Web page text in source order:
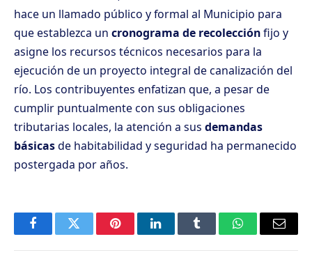
hace un llamado público y formal al Municipio para
que establezca un cronograma de recolecciónfijo y
asigne los recursos técnicos necesarios para la
ejecución de un proyecto integral de canalización del
río. Los contribuyentes enfatizan que, a pesar de
cumplir puntualmente con sus obligaciones
tributarias locales, la atención a sus demandas
básicasde habitabilidad y seguridad ha permanecido
postergada por años.
FacebookTwitter PinterestLinkedInTumblr WhatsAppEmail